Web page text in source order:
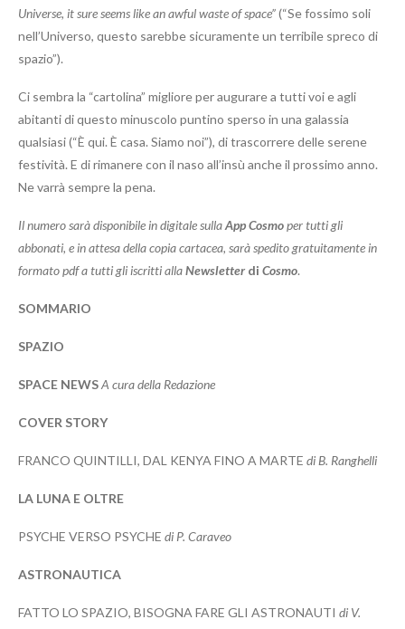
Universe, it sure seems like an awful waste of space”(“Se fossimo soli
nell’Universo, questo sarebbe sicuramente un terribile spreco di
spazio”).
Ci sembra la “cartolina” migliore per augurare a tutti voi e agli
abitanti di questo minuscolo puntino sperso in una galassia
qualsiasi (“È qui. È casa. Siamo noi”), di trascorrere delle serene
festività. E di rimanere con il naso all’insù anche il prossimo anno.
Ne varrà sempre la pena.
Il numero sarà disponibile in digitale sullaApp Cosmoper tutti gli
abbonati, e in attesa della copia cartacea, sarà spedito gratuitamente in
formato pdf a tutti gli iscritti allaNewsletter di Cosmo.
SOMMARIO
SPAZIO
SPACE NEWSA cura della Redazione
COVER STORY
FRANCO QUINTILLI, DAL KENYA FINO A MARTE di B. Ranghelli
LA LUNA E OLTRE
PSYCHE VERSO PSYCHE di P. Caraveo
ASTRONAUTICA
FATTO LO SPAZIO, BISOGNA FARE GLI ASTRONAUTI di V.